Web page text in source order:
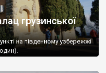
грузинської
на південному узбережжі